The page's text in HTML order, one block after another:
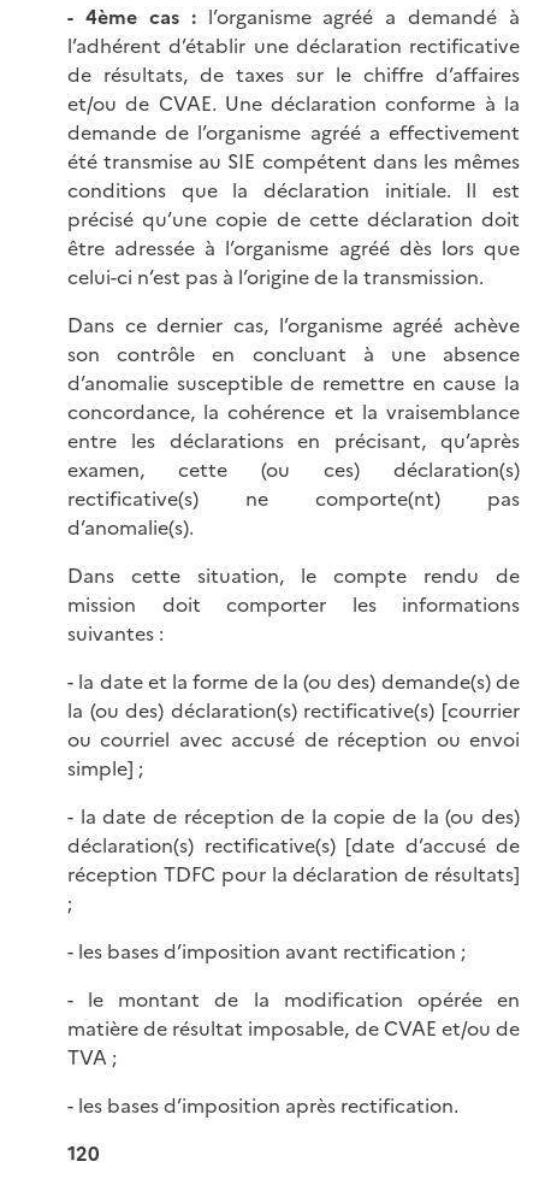
- 4ème cas :l’organisme agréé a demandé à
l’adhérent d’établir une déclaration rectificative
de résultats, de taxes sur le chiffre d’affaires
et/ou de CVAE. Une déclaration conforme à la
demande de l’organisme agréé a effectivement
été transmise au SIE compétent dans les mêmes
conditions que la déclaration initiale. Il est
précisé qu’une copie de cette déclaration doit
être adressée à l’organisme agréé dès lors que
celui-ci n’est pas à l’origine de la transmission.
Dans ce dernier cas, l’organisme agréé achève
son contrôle en concluant à une absence
d’anomalie susceptible de remettre en cause la
concordance, la cohérence et la vraisemblance
entre les déclarations en précisant, qu’après
examen, cette (ou ces) déclaration(s)
rectificative(s) ne comporte(nt) pas
d’anomalie(s).
Dans cette situation, le compte rendu de
mission doit comporter les informations
suivantes :
- la date et la forme de la (ou des) demande(s) de
la (ou des) déclaration(s) rectificative(s) [courrier
ou courriel avec accusé de réception ou envoi
simple] ;
- la date de réception de la copie de la (ou des)
déclaration(s) rectificative(s) [date d’accusé de
réception TDFC pour la déclaration de résultats]
;
- les bases d’imposition avant rectification ;
- le montant de la modification opérée en
matière de résultat imposable, de CVAE et/ou de
TVA ;
- les bases d’imposition après rectification.
120